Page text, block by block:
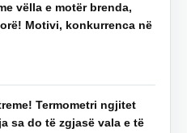
vëlla e motër brenda,
Motivi, konkurrenca në
Termometri ngjitet
sa do të zgjasë vala e të